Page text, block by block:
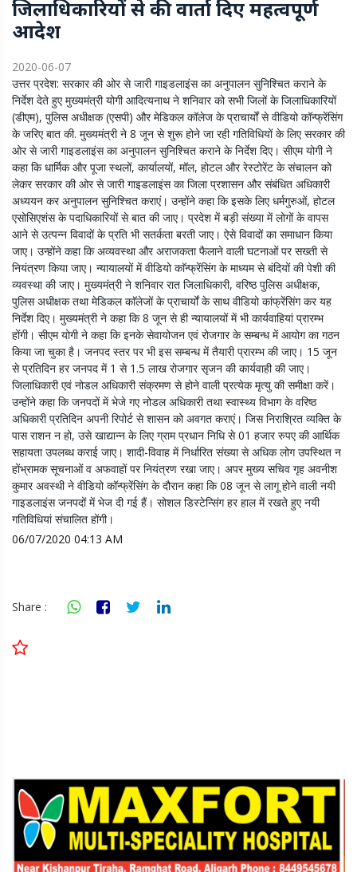
जिलाधिकारियों से की वार्ता दिए महत्वपूर्ण
आदेश
2020-06-07
उत्तर प्रदेश: सरकार की ओर से जारी गाइडलाइंस का अनुपालन सुनिश्चित कराने के
निर्देश देते हुए मुख्यमंत्री योगी आदित्यनाथ ने शनिवार को सभी जिलों के जिलाधिकारियों
(डीएम), पुलिस अधीक्षक (एसपी) और मेडिकल कॉलेज के प्राचार्यों से वीडियो कॉन्फ्रेंसिंग
के जरिए बात की. मुख्यमंत्री ने 8 जून से शुरू होने जा रही गतिविधियों के लिए सरकार की
ओर से जारी गाइडलाइंस का अनुपालन सुनिश्चित कराने के निर्देश दिए। सीएम योगी ने
कहा कि धार्मिक और पूजा स्थलों, कार्यालयों, मॉल, होटल और रेस्टोरेंट के संचालन को
लेकर सरकार की ओर से जारी गाइडलाइंस का जिला प्रशासन और संबंधित अधिकारी
अध्ययन कर अनुपालन सुनिश्चित कराएं। उन्होंने कहा कि इसके लिए धर्मगुरुओं, होटल
एसोसिएशंस के पदाधिकारियों से बात की जाए। प्रदेश में बड़ी संख्या में लोगों के वापस
आने से उत्पन्न विवादों के प्रति भी सतर्कता बरती जाए। ऐसे विवादों का समाधान किया
जाए। उन्होंने कहा कि अव्यवस्था और अराजकता फैलाने वाली घटनाओं पर सख्ती से
नियंत्रण किया जाए। न्यायालयों में वीडियो काॅन्फ्रेंसिंग के माध्यम से बंदियों की पेशी की
व्यवस्था की जाए। मुख्यमंत्री ने शनिवार रात जिलाधिकारी, वरिष्ठ पुलिस अधीक्षक,
पुलिस अधीक्षक तथा मेडिकल काॅलेजों के प्राचार्यों के साथ वीडियो कांफ्रेंसिंग कर यह
निर्देश दिए। मुख्यमंत्री ने कहा कि 8 जून से ही न्यायालयों में भी कार्यवाहियां प्रारम्भ
होंगी। सीएम योगी ने कहा कि इनके सेवायोजन एवं रोजगार के सम्बन्ध में आयोग का गठन
किया जा चुका है। जनपद स्तर पर भी इस सम्बन्ध में तैयारी प्रारम्भ की जाए। 15 जून
से प्रतिदिन हर जनपद में 1 से 1.5 लाख रोजगार सृजन की कार्यवाही की जाए।
जिलाधिकारी एवं नोडल अधिकारी संक्रमण से होने वाली प्रत्येक मृत्यु की समीक्षा करें।
उन्होंने कहा कि जनपदों में भेजे गए नोडल अधिकारी तथा स्वास्थ्य विभाग के वरिष्ठ
अधिकारी प्रतिदिन अपनी रिपोर्ट से शासन को अवगत कराएं। जिस निराश्रित व्यक्ति के
पास राशन न हो, उसे खाद्यान्न के लिए ग्राम प्रधान निधि से 01 हजार रुपए की आर्थिक
सहायता उपलब्ध कराई जाए। शादी-विवाह में निर्धारित संख्या से अधिक लोग उपस्थित न
होंभ्रामक सूचनाओं व अफवाहों पर नियंत्रण रखा जाए। अपर मुख्य सचिव गृह अवनीश
कुमार अवस्थी ने वीडियो कॉन्फ्रेंसिंग के दौरान कहा कि 08 जून से लागू होने वाली नयी
गाइडलाइंस जनपदों में भेज दी गई हैं। सोशल डिस्टेन्सिंग हर हाल में रखते हुए नयी
गतिविधियां संचालित होंगी।
06/07/2020 04:13 AM
Share :